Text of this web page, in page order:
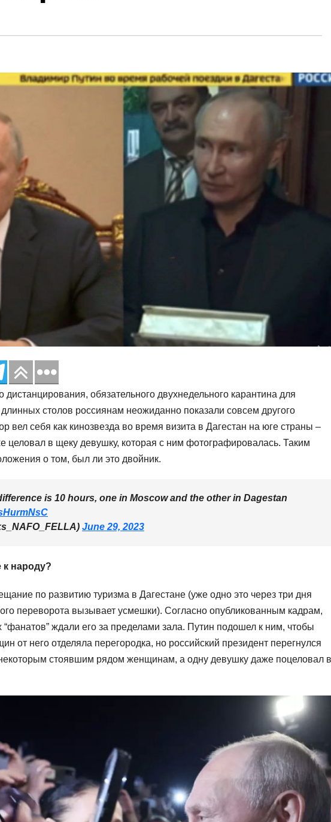
дистанцирования, обязательного двухнедельного карантина для
столов россиянам неожиданно показали совсем другого
вел себя как кинозвезда во время визита в Дагестан на юге страны –
целовал в щеку девушку, которая с ним фотографировалась. Таким
о том, был ли это двойник.
is 10 hours, one in Moscow and the other in Dagestan
June 29, 2023
народу?
по развитию туризма в Дагестане (уже одно это через три дня
переворота вызывает усмешки). Согласно опубликованным кадрам,
ждали его за пределами зала. Путин подошел к ним, чтобы
от него отделяла перегородка, но российский президент перегнулся
некоторым стоявшим рядом женщинам, а одну девушку даже поцеловал в